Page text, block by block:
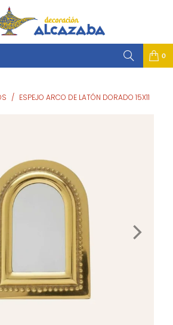
0
/ ESPEJO ARCO DE LATÓN DORADO 15X11